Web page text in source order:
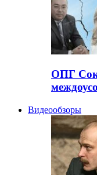
ОПГ
Видеообзоры